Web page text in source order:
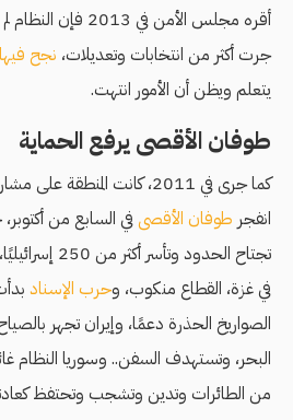
أقره مجلس الأمن في
جرت أكثر من انتخابات وتعديلات، نجح
يتعلم ويظن أن الأمور انتهت.
طوفان الأقصى يرفع الحماية
كما جرى في 2011، كانت
انفجر طوفان الأقصىفي السابع من
تجتاح الحدود
في غزة، القطاع منكوب، وحرب الإسناد
الصواريخ الحذرة دعمًا، وإيران تجهر
البحر، وتستهدف السفن.. وسوريا النظام
من الطائرات وتدين وتشجب وتحتفظ